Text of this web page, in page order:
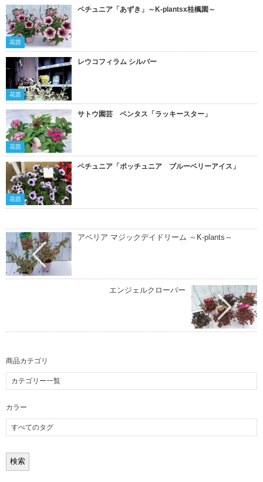
花苗
ペチュニア「あずき」～K-plantsx桂楓園～
花苗
レウコフィラム シルバー
花苗
サトウ園芸 ペンタス「ラッキースター」
花苗
ペチュニア「ポッチュニア ブルーベリーアイス」
アベリア マジックデイドリーム ～K-plants～
エンジェルクローバー
商品カテゴリ
カラー